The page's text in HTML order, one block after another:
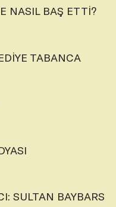
NASIL BAŞ ETTİ?
TABANCA
SULTAN BAYBARS